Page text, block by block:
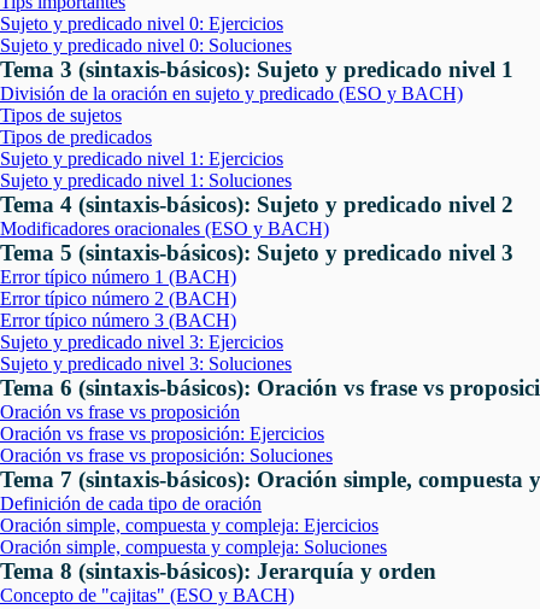
Sujeto y predicado nivel 0: Ejercicios
Sujeto y predicado nivel 0: Soluciones
Tema 3 (sintaxis-básicos): Sujeto y predicado nivel 1
División de la oración en sujeto y predicado (ESO y BACH)
Tipos de sujetos
Tipos de predicados
Sujeto y predicado nivel 1: Ejercicios
Sujeto y predicado nivel 1: Soluciones
Tema 4 (sintaxis-básicos): Sujeto y predicado nivel 2
Modificadores oracionales (ESO y BACH)
Tema 5 (sintaxis-básicos): Sujeto y predicado nivel 3
Error típico número 1 (BACH)
Error típico número 2 (BACH)
Error típico número 3 (BACH)
Sujeto y predicado nivel 3: Ejercicios
Sujeto y predicado nivel 3: Soluciones
Tema 6 (sintaxis-básicos): Oración vs frase vs
Oración vs frase vs proposición
Oración vs frase vs proposición: Ejercicios
Oración vs frase vs proposición: Soluciones
Tema 7 (sintaxis-básicos): Oración simple, compuesta
Definición de cada tipo de oración
Oración simple, compuesta y compleja: Ejercicios
Oración simple, compuesta y compleja: Soluciones
Tema 8 (sintaxis-básicos): Jerarquía y orden
Concepto de "cajitas" (ESO y BACH)